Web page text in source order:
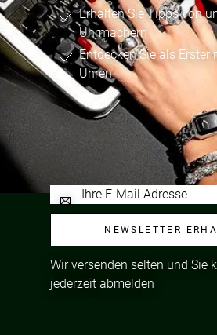
Erhalten Sie Tipps von
Uhrmachern
Entdecken Sie als Erster
Uhren
NEWSLETTER
Wir versenden selten und Sie
jederzeit abmelden